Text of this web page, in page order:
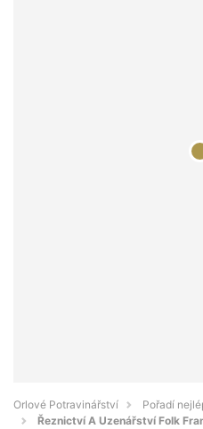
Orlové Potravinářství
Pořadí
Řeznictví A Uzenářství Folk